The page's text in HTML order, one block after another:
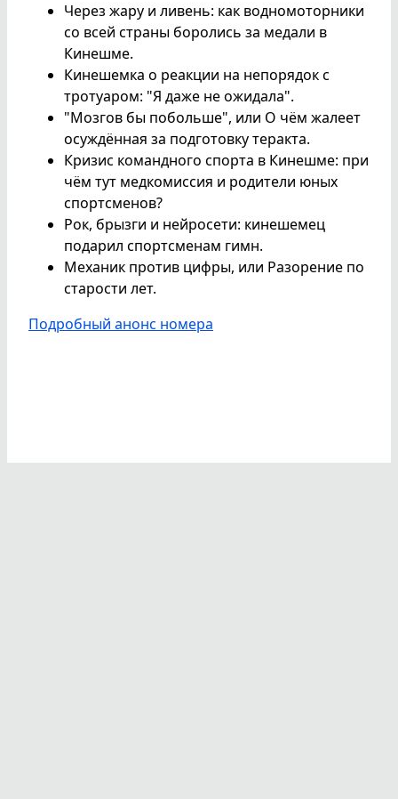
Через жару и ливень: как водномоторники
со всей страны боролись за медали в
Кинешме.
Кинешемка о реакции на непорядок с
тротуаром: "Я даже не ожидала".
"Мозгов бы побольше", или О чём жалеет
осуждённая за подготовку теракта.
Кризис командного спорта в Кинешме: при
чём тут медкомиссия и родители юных
спортсменов?
Рок, брызги и нейросети: кинешемец
подарил спортсменам гимн.
Механик против цифры, или Разорение по
старости лет.
Подробный анонс номера